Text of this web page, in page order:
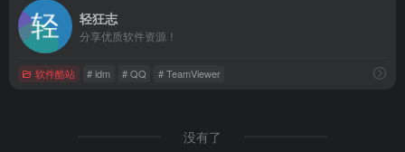
轻狂志
分享优质软件资源！
软件酷站 # idm # QQ # TeamViewer
没有了